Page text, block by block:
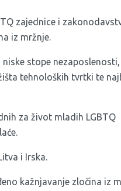
zajednice i
iz mržnje.
stope nezaposlenosti,
tehnoloških tvrtki te
za život mladih LGBTQ
i Irska.
kažnjavanje zločina iz